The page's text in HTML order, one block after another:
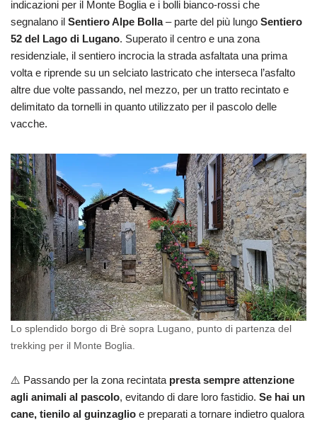
indicazioni per il Monte Boglia e i bolli bianco-rossi che
segnalano il Sentiero Alpe Bolla– parte del più lungo Sentiero
52 del Lago di Lugano. Superato il centro e una zona
residenziale, il sentiero incrocia la strada asfaltata una prima
volta e riprende su un selciato lastricato che interseca l’asfalto
altre due volte passando, nel mezzo, per un tratto recintato e
delimitato da tornelli in quanto utilizzato per il pascolo delle
vacche.
Lo splendido borgo di Brè sopra Lugano, punto di partenza del
trekking per il Monte Boglia.
⚠️ Passando per la zona recintata presta sempre attenzione
agli animali al pascolo, evitando di dare loro fastidio. Se hai un
cane, tienilo al guinzaglio e preparati a tornare indietro qualora